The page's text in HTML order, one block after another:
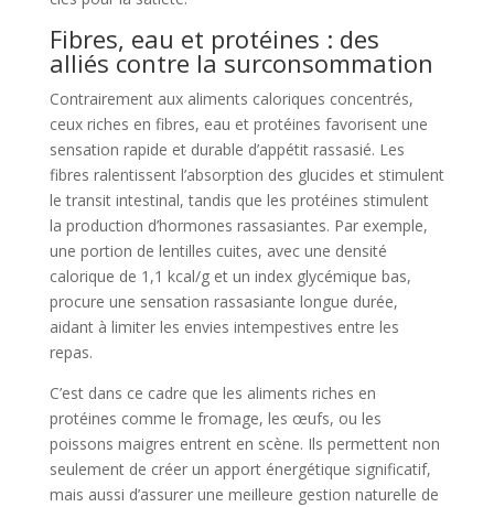
Fibres, eau et protéines : des
alliés contre la surconsommation
Contrairement aux aliments caloriques concentrés,
ceux riches en fibres, eau et protéines favorisent une
sensation rapide et durable d’appétit rassasié. Les
fibres ralentissent l’absorption des glucides et stimulent
le transit intestinal, tandis que les protéines stimulent
la production d’hormones rassasiantes. Par exemple,
une portion de lentilles cuites, avec une densité
calorique de 1,1 kcal/g et un index glycémique bas,
procure une sensation rassasiante longue durée,
aidant à limiter les envies intempestives entre les
repas.
C’est dans ce cadre que les aliments riches en
protéines comme le fromage, les œufs, ou les
poissons maigres entrent en scène. Ils permettent non
seulement de créer un apport énergétique significatif,
mais aussi d’assurer une meilleure gestion naturelle de